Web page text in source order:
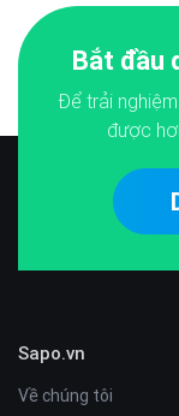
Bắt đầu
Để trải
được
Sapo.vn
Về chúng tôi